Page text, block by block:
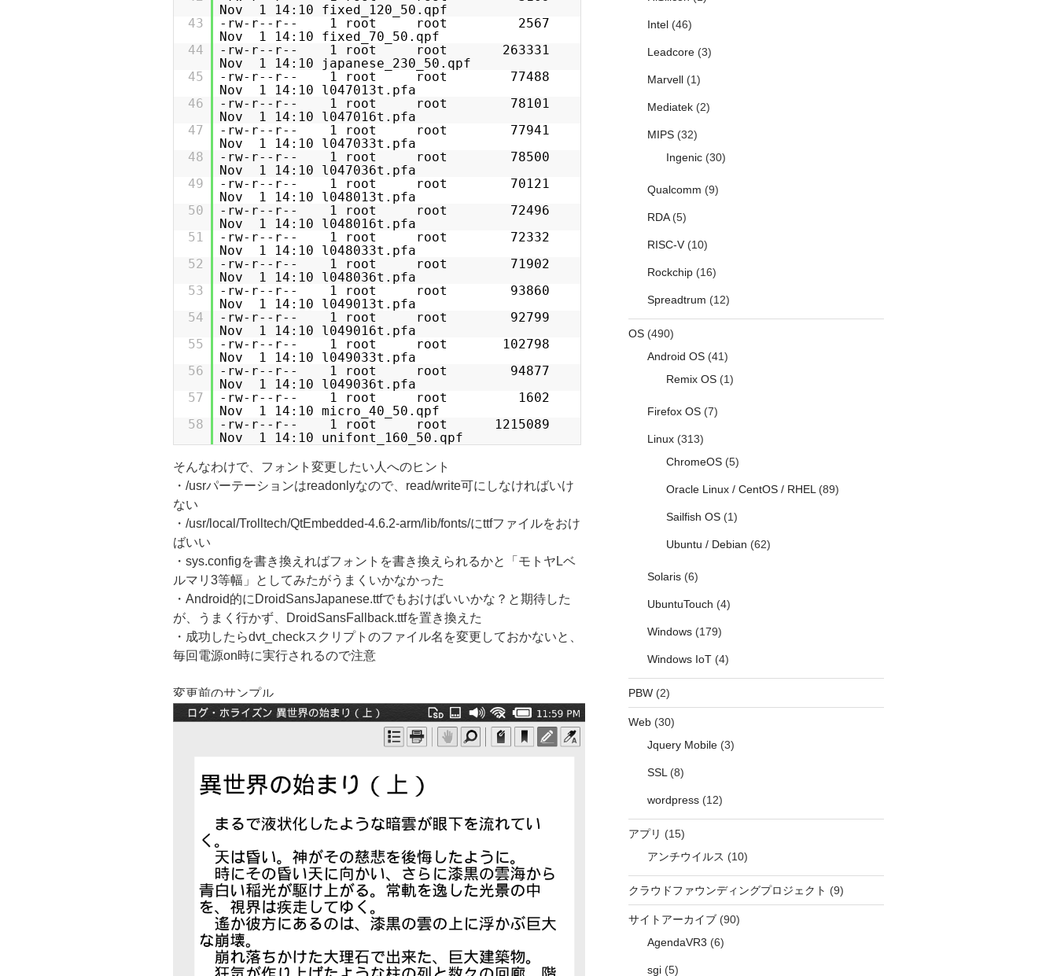
Nov 1 14:10 fixed_120_50.qpf
43
-rw-r--r-- 1 root root 2567
Nov 1 14:10 fixed_70_50.qpf
44
-rw-r--r-- 1 root root 263331
Nov 1 14:10 japanese_230_50.qpf
45
-rw-r--r-- 1 root root 77488
Nov 1 14:10 l047013t.pfa
46
-rw-r--r-- 1 root root 78101
Nov 1 14:10 l047016t.pfa
47
-rw-r--r-- 1 root root 77941
Nov 1 14:10 l047033t.pfa
48
-rw-r--r-- 1 root root 78500
Nov 1 14:10 l047036t.pfa
49
-rw-r--r-- 1 root root 70121
Nov 1 14:10 l048013t.pfa
50
-rw-r--r-- 1 root root 72496
Nov 1 14:10 l048016t.pfa
51
-rw-r--r-- 1 root root 72332
Nov 1 14:10 l048033t.pfa
52
-rw-r--r-- 1 root root 71902
Nov 1 14:10 l048036t.pfa
53
-rw-r--r-- 1 root root 93860
Nov 1 14:10 l049013t.pfa
54
-rw-r--r-- 1 root root 92799
Nov 1 14:10 l049016t.pfa
55
-rw-r--r-- 1 root root 102798
Nov 1 14:10 l049033t.pfa
56
-rw-r--r-- 1 root root 94877
Nov 1 14:10 l049036t.pfa
57
-rw-r--r-- 1 root root 1602
Nov 1 14:10 micro_40_50.qpf
58
-rw-r--r-- 1 root root 1215089
Nov 1 14:10 unifont_160_50.qpf
そんなわけで、フォント変更したい人へのヒント
・/usrパーテーションはreadonlyなので、read/write可にしなければいけ
ない
・/usr/local/Trolltech/QtEmbedded-4.6.2-arm/lib/fonts/にttfファイルをおけ
ばいい
・sys.configを書き換えればフォントを書き換えられるかと「モトヤLベ
ルマリ3等幅」としてみたがうまくいかなかった
・Android的にDroidSansJapanese.ttfでもおけばいいかな？と期待した
が、うまく行かず、DroidSansFallback.ttfを置き換えた
・成功したらdvt_checkスクリプトのファイル名を変更しておかないと、
毎回電源on時に実行されるので注意
変更前のサンプル
Intel(46)
Leadcore(3)
Marvell(1)
Mediatek(2)
MIPS(32)
Ingenic(30)
Qualcomm (9)
RDA(5)
RISC-V(10)
Rockchip(16)
Spreadtrum (12)
OS(490)
Android OS(41)
Remix OS(1)
Firefox OS(7)
Linux(313)
ChromeOS(5)
Oracle Linux / CentOS / RHEL (89)
Sailfish OS(1)
Ubuntu / Debian (62)
Solaris(6)
UbuntuTouch (4)
Windows(179)
Windows IoT(4)
PBW(2)
Web(30)
Jquery Mobile(3)
SSL (8)
wordpress(12)
アプリ (15)
アンチウイルス (10)
クラウドファウンディングプロジェクト (9)
サイトアーカイブ(90)
AgendaVR3 (6)
sgi(5)